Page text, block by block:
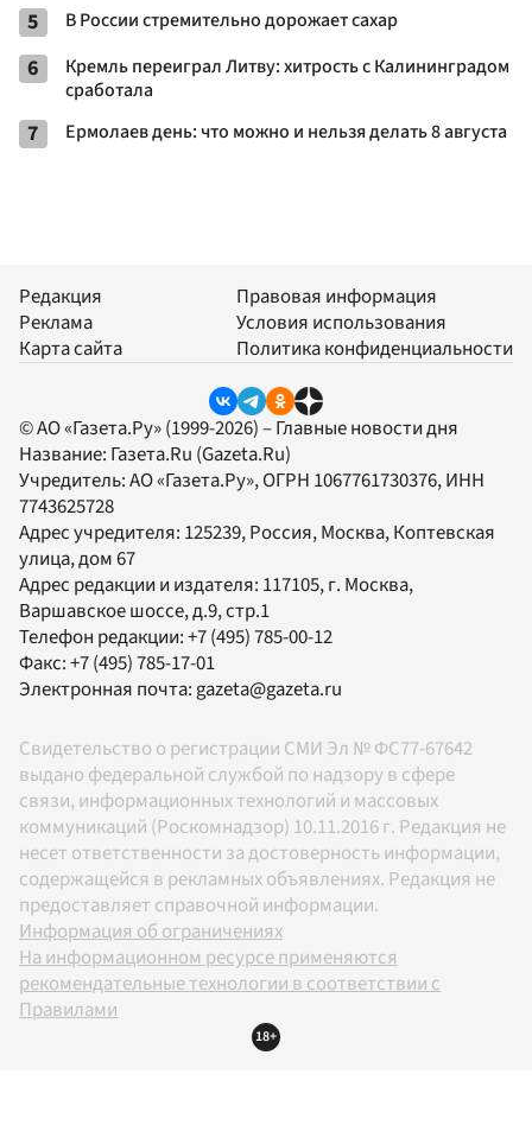
5 В России стремительно дорожает сахар
6
Кремль переиграл Литву: хитрость с Калининградом
сработала
7 Ермолаев день: что можно и нельзя делать 8 августа
Редакция
Реклама
Карта сайта
Правовая информация
Условия использования
Политика конфиденциальности
© АО «Газета.Ру» (1999-2026) – Главные новости дня
Название: Газета.Ru (Gazeta.Ru)
Учредитель:АО «Газета.Ру», ОГРН 1067761730376, ИНН
7743625728
Адрес учредителя: 125239, Россия, Москва, Коптевская
улица, дом 67
Адрес редакции и издателя: 117105, г. Москва,
Варшавское шоссе, д.9, стр.1
Телефон редакции:+7 (495) 785-00-12
Факс:+7 (495) 785-17-01
Электронная почта: gazeta@gazeta.ru
Свидетельство о регистрации СМИ Эл № ФС77-67642
выдано федеральной службой по надзору в сфере
связи, информационных технологий и массовых
коммуникаций (Роскомнадзор) 10.11.2016 г. Редакция не
несет ответственности за достоверность информации,
содержащейся в рекламных объявлениях. Редакция не
предоставляет справочной информации.
Информация об ограничениях
На информационном ресурсе применяются
рекомендательные технологии в соответствии с
Правилами
18+